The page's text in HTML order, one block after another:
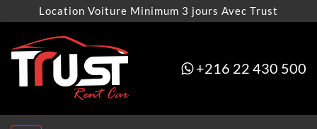
Location Voiture Minimum 3 jours Avec Trust
+216 22 430 500